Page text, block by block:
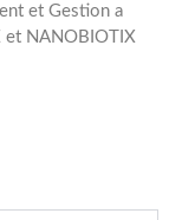
et Gestion a
et NANOBIOTIX